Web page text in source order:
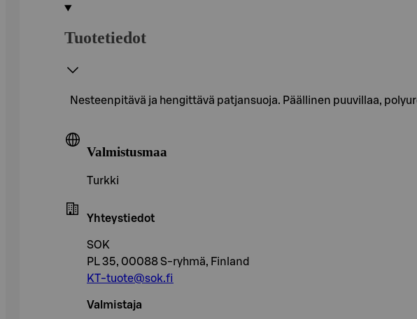
Tuotetiedot
Nesteenpitävä ja hengittävä patjansuoja. Päällinen puuvillaa,
Valmistusmaa
Turkki
Yhteystiedot
SOK
PL 35, 00088 S-ryhmä, Finland
KT-tuote@sok.fi
Valmistaja